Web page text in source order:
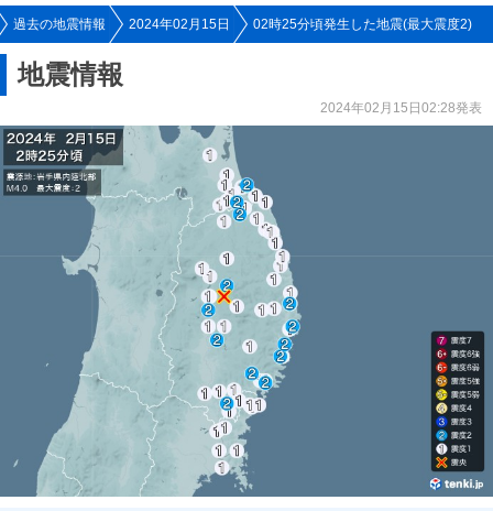
過去の地震情報 2024年02月15日 02時25分頃発生した地震(最大震度2)
地震情報
2024年02月15日02:28発表